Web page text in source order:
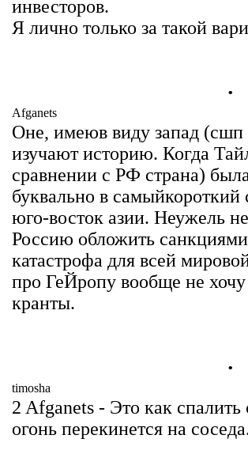
инвесторов.
Я лично только за такой
.
Afganets
Оне, имеюв виду запад
изучают историю. Когда
сравнении с РФ страна)
буквально в самыйкороткий
юго-восток азии. Неужель
Россию обложить
катастрофа для всей
про ГеЙропу вообще не
кранты.
.
timosha
2 Afganets - Это как
огонь перекинется на